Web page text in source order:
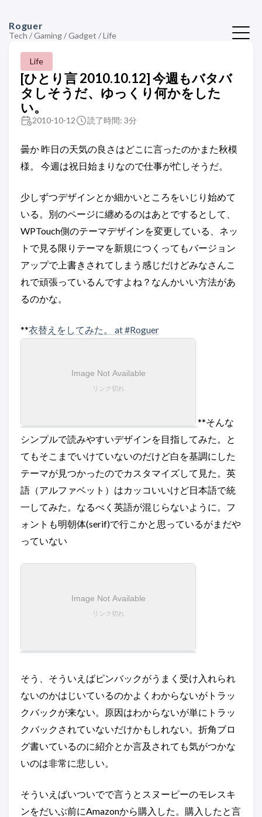
Roguer
Tech / Gaming / Gadget / Life
Life
[ひとり言 2010.10.12] 今週もバタバ
タしそうだ、ゆっくり何かをした
い。
2010-10-12 読了時間: 3分
曇か 昨日の天気の良さはどこに言ったのかまた秋模
様。 今週は祝日始まりなので仕事が忙しそうだ。
少しずつデザインとか細かいところをいじり始めて
いる。別のページに纏めるのはあとでするとして、
WPTouch側のテーマデザインを変更している、ネッ
トで見る限りテーマを新規につくってもバージョン
アップで上書きされてしまう感じだけどみなさんこ
れで頑張っているんですよね？なんかいい方法があ
るのかな。
**衣替えをしてみた。 at #Roguer
**そんな
シンプルで読みやすいデザインを目指してみた。と
てもそこまでいけていないのだけど白を基調にした
テーマが見つかったのでカスタマイズして見た。英
語（アルファベット）はカッコいいけど日本語で統
一してみた。なるべく英語が混じらないように。フ
ォントも明朝体(serif)で行こかと思っているがまだや
っていない
そう、そういえばピンバックがうまく受け入れられ
ないのかはじいているのかよくわからないがトラッ
クバックが来ない。原因はわからないが単にトラッ
クバックされていないだけかもしれない。折角ブロ
グ書いているのに紹介とか言及されても気がつかな
いのは非常に悲しい。
そういえばいついでで言うとスヌーピーのモレスキ
ンをだいぶ前にAmazonから購入した。購入したと言